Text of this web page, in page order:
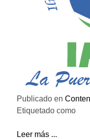
Publicado en
Etiquetado como
Leer más ...